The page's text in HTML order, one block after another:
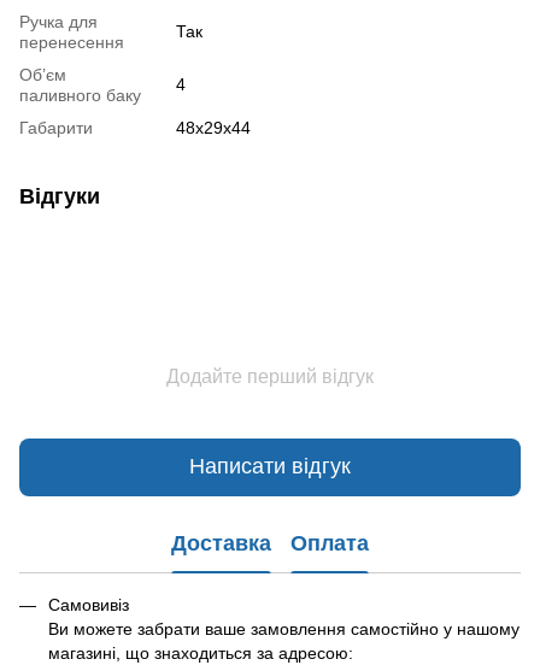
Ручка для
перенесення
Так
Об’єм
паливного баку
4
Габарити 48x29x44
Відгуки
Додайте перший відгук
Написати відгук
Доставка Оплата
Самовивіз
Ви можете забрати ваше замовлення самостійно у нашому
магазині, що знаходиться за адресою: